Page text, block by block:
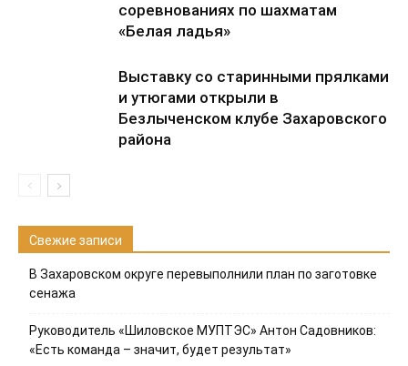
соревнованиях по шахматам
«Белая ладья»
Выставку со старинными прялками
и утюгами открыли в
Безлыченском клубе Захаровского
района
Свежие записи
В Захаровском округе перевыполнили план по заготовке
сенажа
Руководитель «Шиловское МУПТЭС» Антон Садовников:
«Есть команда – значит, будет результат»